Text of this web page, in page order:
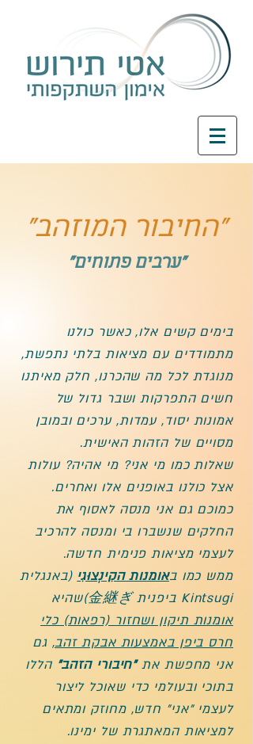
"החיבור המוזהב"
"ערבים פתוחים"
בימים קשים אלו, כאשר כולנו
מתמודדים עם מציאות בלתי נתפשת,
מנוגדת לכל מה שהכרנו, חלק מאיתנו
חשים התפרקות ושבר גדול של
אמונות יסוד, עמדות, ערכים ובמובן
מסויים של הזהות האישית.
שאלות כמו מי אני? מי אהיה? עולות
אצל כולנו באופנים אלו ואחרים.
כמוכם גם אני מנסה לאסוף את
החלקים שנשברו בי ומנסה להרכיב
לעצמי מציאות פנימית חדשה.
ממש כמו באומנות הקִינְצוּגִי (באנגלית
Kintsugi ביפנית 金継ぎ)שהיא
אומנות תיקון ושחזור (רפאות) כלי
חרס ביפן באמצעות אבקת זהב, גם
אני מחפשת את"חיבורי הזהב"הללו
בתוכי ובעולמי כדי שאוכל ליצור
לעצמי "אני" חדש, מחוזק ומתאים
למציאות המאתגרת של ימינו.